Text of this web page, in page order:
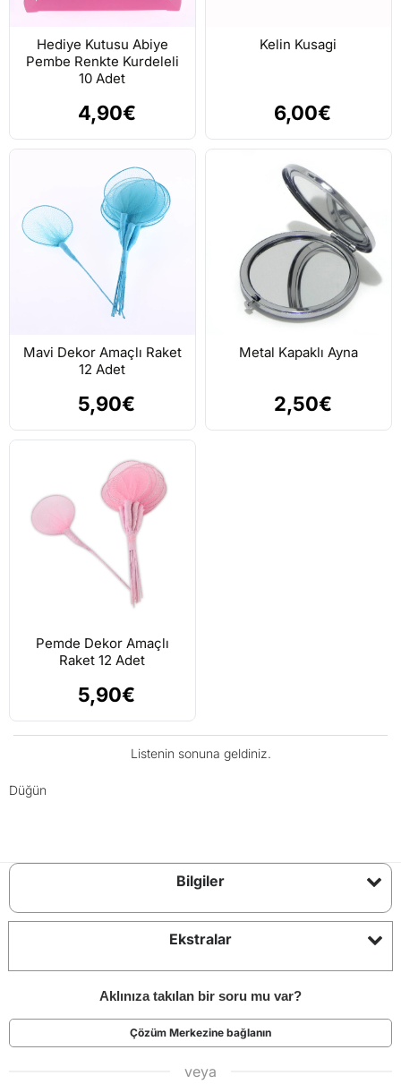
Düğün
Hediye Kutusu Abiye
Pembe Renkte Kurdeleli
10 Adet
4,90€
Kelin Kusagi
6,00€
Mavi Dekor Amaçlı Raket
12 Adet
5,90€
Metal Kapaklı Ayna
2,50€
Pemde Dekor Amaçlı
Raket 12 Adet
5,90€
Listenin sonuna geldiniz.
Bilgiler
Ekstralar
Aklınıza takılan bir soru mu var?
Çözüm Merkezine bağlanın
veya